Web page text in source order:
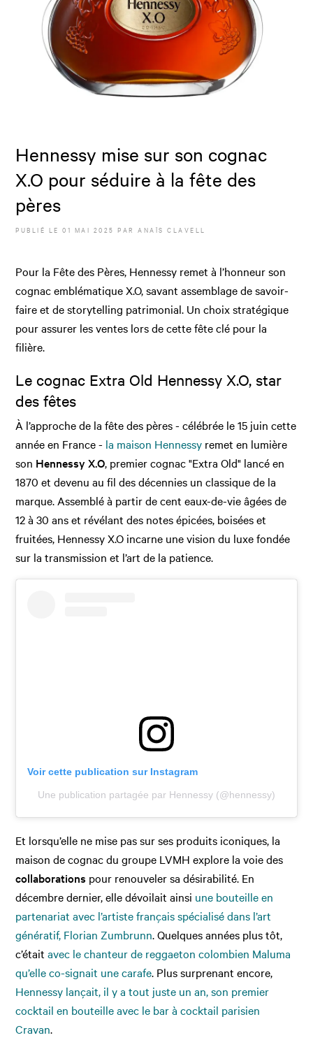
Hennessy mise sur son cognac
X.O pour séduire à la fête des
pères
PUBLIÉ LE01 MAI 2025 PARANAÏS CLAVELL
Pour la Fête des Pères, Hennessy remet à l’honneur son
cognac emblématique X.O, savant assemblage de savoir-
faire et de storytelling patrimonial. Un choix stratégique
pour assurer les ventes lors de cette fête clé pour la
filière.
Le cognac Extra Old Hennessy X.O, star
des fêtes
À l’approche de la fête des pères - célébrée le 15 juin cette
année en France - la maison Hennessy remet en lumière
son Hennessy X.O, premier cognac "Extra Old" lancé en
1870 et devenu au fil des décennies un classique de la
marque. Assemblé à partir de cent eaux-de-vie âgées de
12 à 30 ans et révélant des notes épicées, boisées et
fruitées, Hennessy X.O incarne une vision du luxe fondée
sur la transmission et l’art de la patience.
Voir cette publication sur Instagram
Une publication partagée par Hennessy (@hennessy)
Et lorsqu’elle ne mise pas sur ses produits iconiques, la
maison de cognac du groupe LVMH explore la voie des
collaborations pour renouveler sa désirabilité. En
décembre dernier, elle dévoilait ainsi une bouteille en
partenariat avec l’artiste français spécialisé dans l’art
génératif, Florian Zumbrunn. Quelques années plus tôt,
c’étaitavec le chanteur de reggaeton colombien Maluma
qu’elle co-signait une carafe. Plus surprenant encore,
Hennessy lançait, il y a tout juste un an, son premier
cocktail en bouteille avec le bar à cocktail parisien
Cravan.